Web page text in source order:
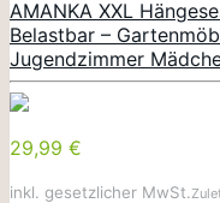
AMANKA XXL
Belastbar –
Jugendzimmer
29,99 €
inkl. gesetzlicher MwSt.